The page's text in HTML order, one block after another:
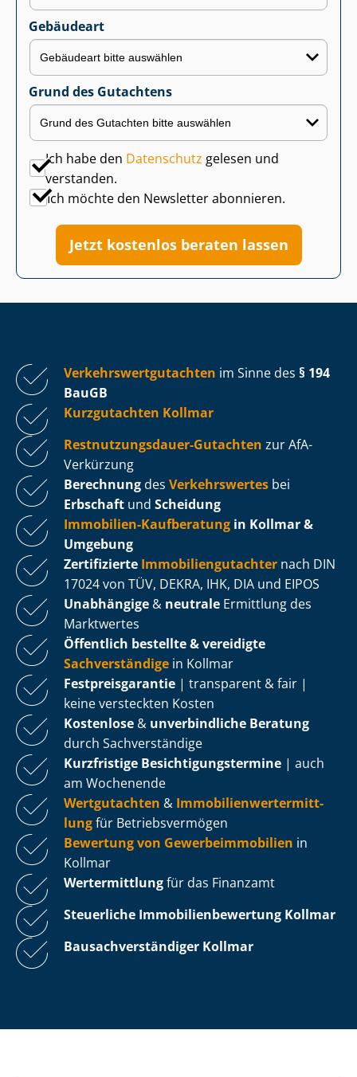
Gebäudeart
Grund des Gutachtens
Ich habe den Datenschutz gelesen und
verstanden.
Ich möchte den Newsletter abonnieren.
Jetzt kostenlos beraten lassen
Ver­kehrs­wert­gut­ach­ten im Sinne des § 194
BauGB
Kurzgutachten Kollmar
Rest­nut­zungs­dau­er-Gutachten zur AfA-
Verkürzung
Berechnung des Verkehrswertes bei
Erbschaft und Scheidung
Immobilien-Kaufberatung in Kollmar &
Umgebung
Zertifizierte Im­mo­bi­li­en­gut­ach­ter nach DIN
17024 von TÜV, DEKRA, IHK, DIA und EIPOS
Unabhängige & neutrale Ermittlung des
Marktwertes
Öffentlich bestellte & vereidigte
Sachverständige in Kollmar
Fest­preis­ga­ran­tie | transparent & fair |
keine versteckten Kosten
Kostenlose & unverbindliche Beratung
durch Sachverständige
Kurzfristige Be­sich­ti­gungs­ter­mi­ne | auch
am Wochenende
Wertgutachten & Im­mo­bi­li­en­wert­ermitt­
lungfür Be­triebs­ver­mö­gen
Bewertung von Ge­wer­be­im­mo­bi­li­en in
Kollmar
Wertermittlungfür das Finanzamt
Steuerliche Im­mo­bi­li­en­be­wer­tung Kollmar
Bau­sach­ver­stän­di­ger Kollmar